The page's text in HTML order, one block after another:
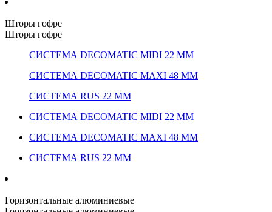
Шторы гофре
Шторы гофре
СИСТЕМА DECOMATIC MIDI 22 ММ
СИСТЕМА DECOMATIC MAXI 48 ММ
СИСТЕМА RUS 22 ММ
СИСТЕМА DECOMATIC MIDI 22 ММ
СИСТЕМА DECOMATIC MAXI 48 ММ
СИСТЕМА RUS 22 ММ
Горизонтальные алюминиевые